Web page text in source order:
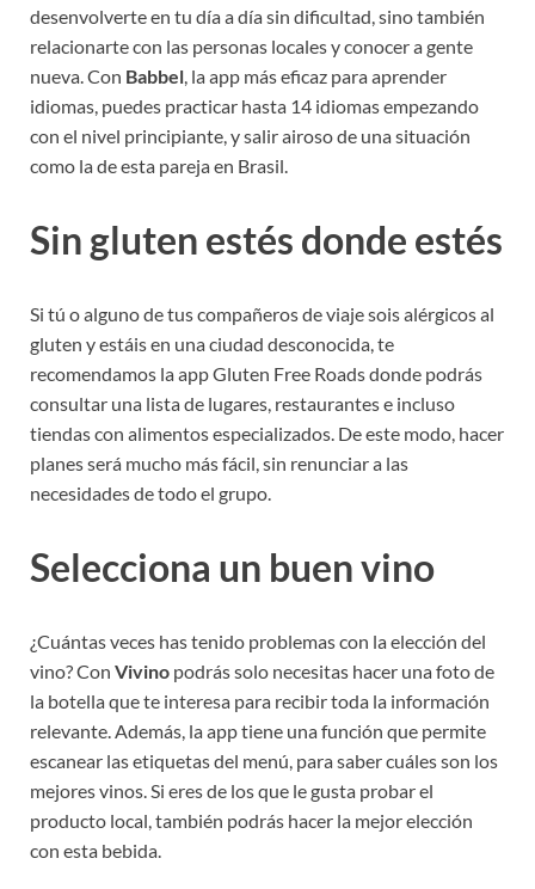
desenvolverte en tu día a día sin dificultad, sino también
relacionarte con las personas locales y conocer a gente
nueva. Con Babbel, la app más eficaz para aprender
idiomas, puedes practicar hasta 14 idiomas empezando
con el nivel principiante, y salir airoso de una situación
como la de esta pareja en Brasil.
Sin gluten estés donde estés
Si tú o alguno de tus compañeros de viaje sois alérgicos al
gluten y estáis en una ciudad desconocida, te
recomendamos la app Gluten Free Roads donde podrás
consultar una lista de lugares, restaurantes e incluso
tiendas con alimentos especializados. De este modo, hacer
planes será mucho más fácil, sin renunciar a las
necesidades de todo el grupo.
Selecciona un buen vino
¿Cuántas veces has tenido problemas con la elección del
vino? Con Vivino podrás solo necesitas hacer una foto de
la botella que te interesa para recibir toda la información
relevante. Además, la app tiene una función que permite
escanear las etiquetas del menú, para saber cuáles son los
mejores vinos. Si eres de los que le gusta probar el
producto local, también podrás hacer la mejor elección
con esta bebida.